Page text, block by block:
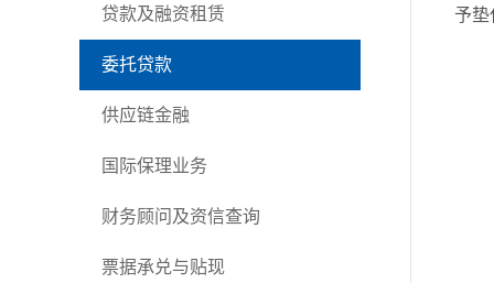
贷款及融资租赁
委托贷款
供应链金融
国际保理业务
财务顾问及资信查询
票据承兑与贴现
予垫